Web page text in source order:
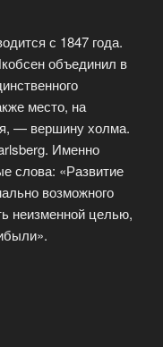
с 1847 года.
объединил в
место, на
— вершину холма.
Именно
слова: «Развитие
возможного
неизменной целью,